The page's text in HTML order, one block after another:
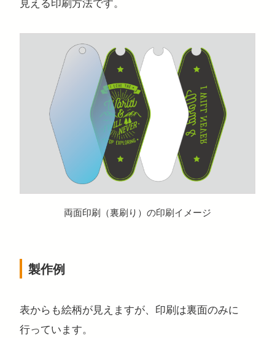
両面印刷（裏刷り）の印刷イメージ
製作例
表からも絵柄が見えますが、印刷は裏面のみに
行っています。